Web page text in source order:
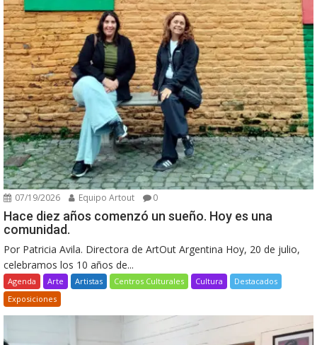
07/19/2026 Equipo Artout 0
Hace diez años comenzó un sueño. Hoy es una
comunidad.
Por Patricia Avila. Directora de ArtOut Argentina Hoy, 20 de julio,
celebramos los 10 años de...
Agenda Arte Artistas Centros Culturales Cultura
Destacados
Exposiciones